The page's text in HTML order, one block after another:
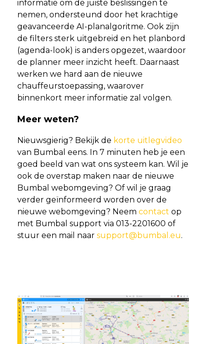
informatie om de juiste beslissingen te
nemen, ondersteund door het krachtige
geavanceerde AI-planalgoritme. Ook zijn
de filters sterk uitgebreid en het planbord
(agenda-look) is anders opgezet, waardoor
de planner meer inzicht heeft. Daarnaast
werken we hard aan de nieuwe
chauffeurstoepassing, waarover
binnenkort meer informatie zal volgen.
Meer weten?
Nieuwsgierig? Bekijk de korte uitlegvideo
van Bumbal eens. In 7 minuten heb je een
goed beeld van wat ons systeem kan. Wil je
ook de overstap maken naar de nieuwe
Bumbal webomgeving? Of wil je graag
verder geïnformeerd worden over de
nieuwe webomgeving? Neem contact op
met Bumbal support via 013-2201600 of
stuur een mail naar support@bumbal.eu.